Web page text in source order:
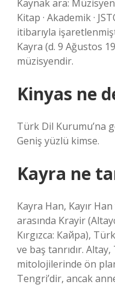
Kaynak ara: Müzisyen
Kitap · Akademik ·
itibarıyla
Kayra (d. 9 Ağustos
müzisyendir.
Kinyas ne
Türk Dil Kurumu’na
Geniş yüzlü kimse.
Kayra ne
Kayra Han, Kayır
arasında Krayir
Kırgızca: Кайра),
ve baş tanrıdır.
mitolojilerinde ön
Tengri’dir, ancak